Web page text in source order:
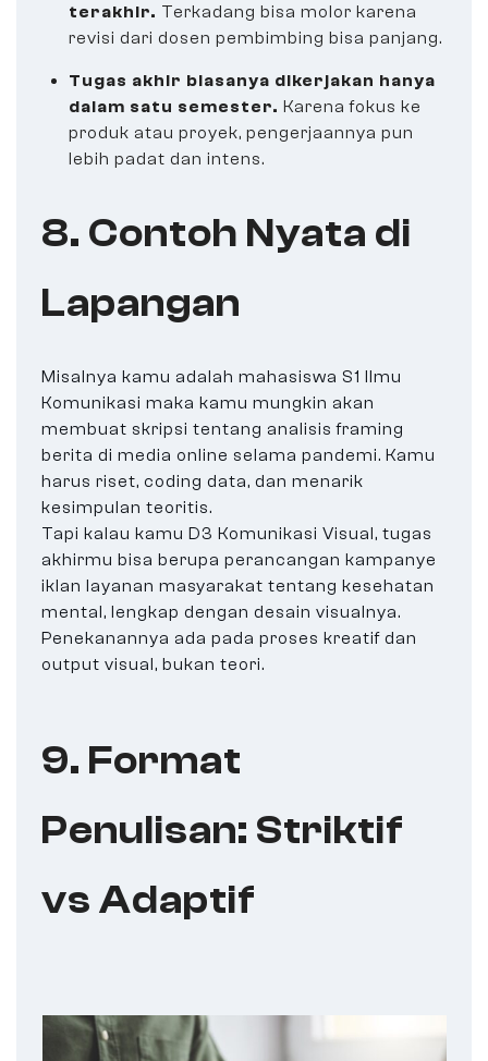
terakhir. Terkadang bisa molor karena
revisi dari dosen pembimbing bisa panjang.
Tugas akhir biasanya dikerjakan hanya
dalam satu semester. Karena fokus ke
produk atau proyek, pengerjaannya pun
lebih padat dan intens.
8. Contoh Nyata di
Lapangan
Misalnya kamu adalah mahasiswa S1 Ilmu
Komunikasi maka kamu mungkin akan
membuat skripsi tentang analisis framing
berita di media online selama pandemi. Kamu
harus riset, coding data, dan menarik
kesimpulan teoritis.
Tapi kalau kamu D3 Komunikasi Visual, tugas
akhirmu bisa berupa perancangan kampanye
iklan layanan masyarakat tentang kesehatan
mental, lengkap dengan desain visualnya.
Penekanannya ada pada proses kreatif dan
output visual, bukan teori.
9. Format
Penulisan: Striktif
vs Adaptif